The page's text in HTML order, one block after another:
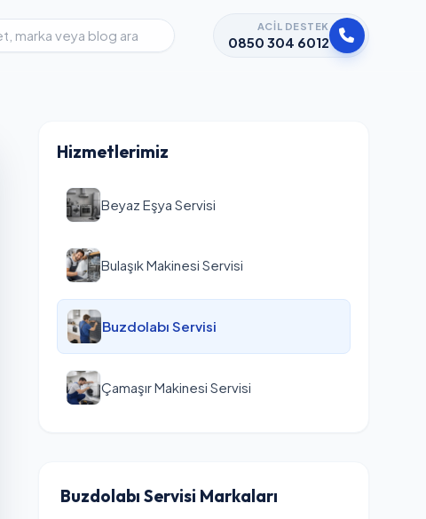
ACIL DESTEK
0850 304 6012
Hizmetlerimiz
Beyaz Eşya Servisi
Bulaşık Makinesi Servisi
Buzdolabı Servisi
Çamaşır Makinesi Servisi
Buzdolabı Servisi Markaları